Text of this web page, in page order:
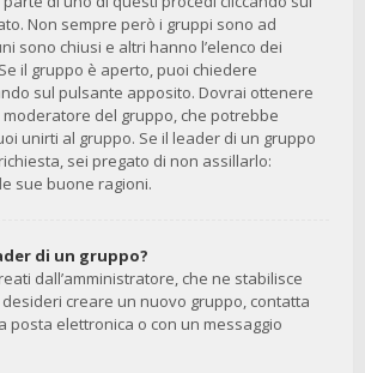
Non sempre però i gruppi sono ad
sono chiusi e altri hanno l’elenco dei
il gruppo è aperto, puoi chiedere
sul pulsante apposito. Dovrai ottenere
moderatore del gruppo, che potrebbe
unirti al gruppo. Se il leader di un gruppo
sei pregato di non assillarlo:
sue buone ragioni.
di un gruppo?
dall’amministratore, che ne stabilisce
creare un nuovo gruppo, contatta
posta elettronica o con un messaggio